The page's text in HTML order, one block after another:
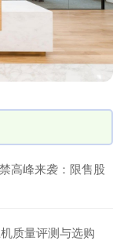
高峰来袭：限售股
质量评测与选购